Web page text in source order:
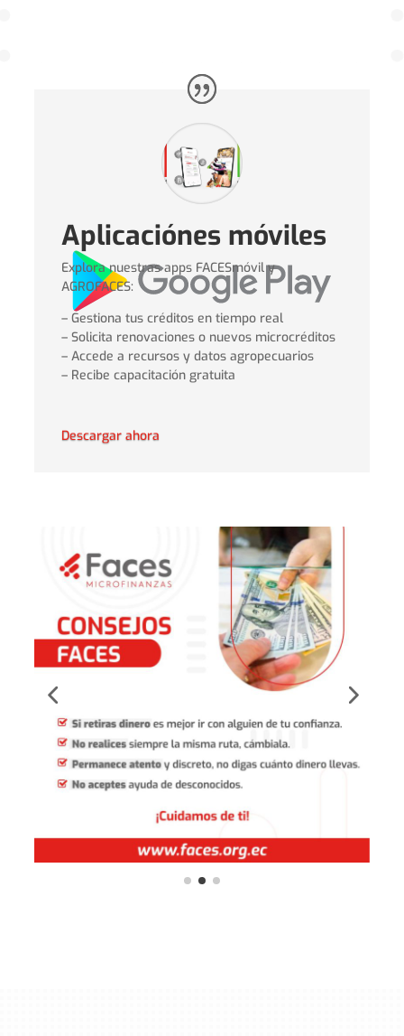
Aplicaciónes móviles
Explora nuestras apps FACESmóvil y
AGROFACES:
– Gestiona tus créditos en tiempo real
– Solicita renovaciones o nuevos microcréditos
– Accede a recursos y datos agropecuarios
– Recibe capacitación gratuita
Descargar ahora